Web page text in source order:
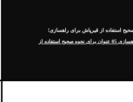
قیرپاش در راهسازی 05 عنوان برای نحوه صحیح استفاده از